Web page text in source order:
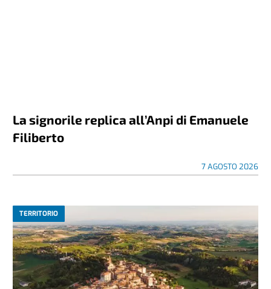
La signorile replica all’Anpi di Emanuele
Filiberto
7 AGOSTO 2026
TERRITORIO